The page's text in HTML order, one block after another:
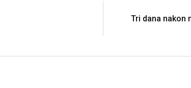
Tri dana nakon